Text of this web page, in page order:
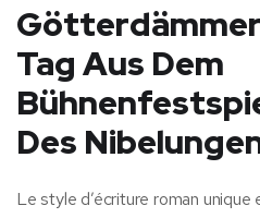
Tag Aus Dem
Des
Le style d’écriture roman